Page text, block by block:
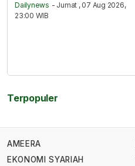
Dailynews - Jumat , 07 Aug 2026,
23:00 WIB
Terpopuler
AMEERA
EKONOMI SYARIAH